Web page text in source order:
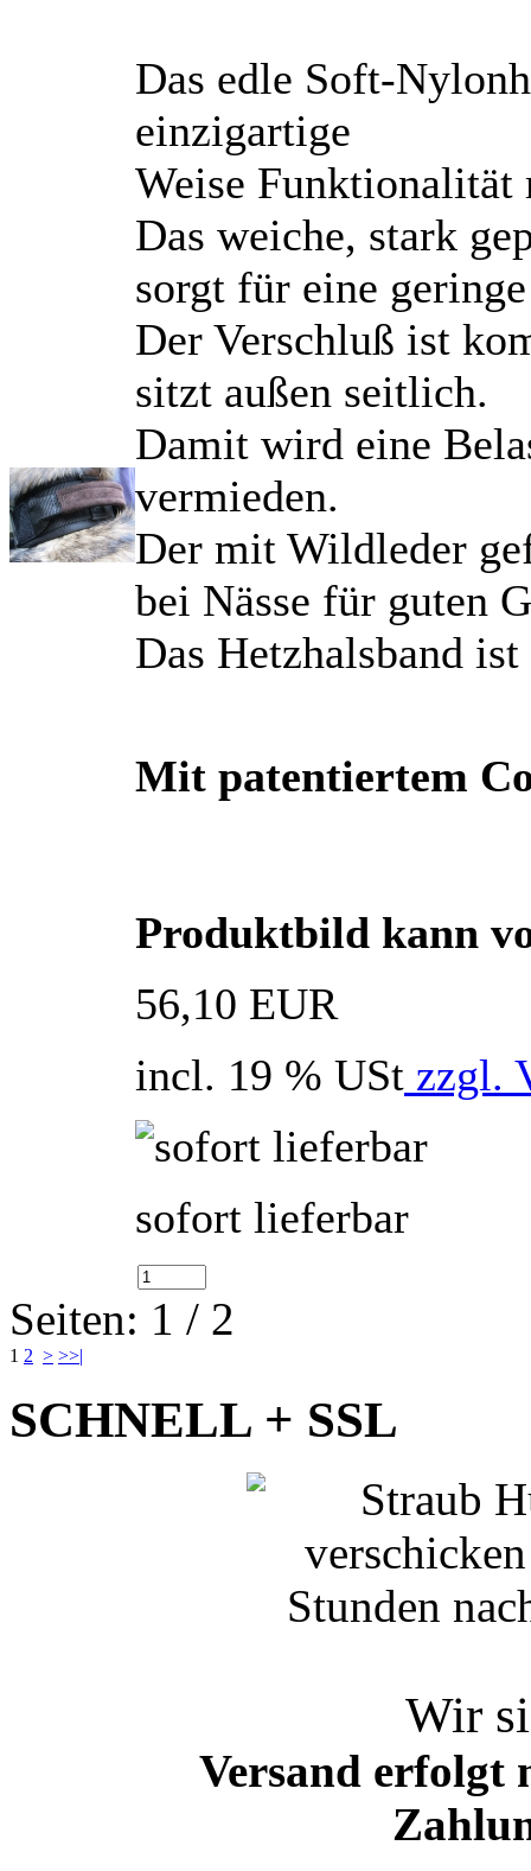
Das edle Soft-
einzigartige
Weise
Das weiche, stark
sorgt für eine
Der Verschluß ist
sitzt außen seitlich.
Damit wird eine
vermieden.
Der mit Wildleder
bei Nässe für guten
Das Hetzhalsband
Mit patentiertem
Produktbild kann
56,10 EUR
incl. 19 % USt zzgl.
sofort lieferbar
Seiten: 1 / 2
1 2 > >>|
SCHNELL + SSL
Wir
Versand erfolgt